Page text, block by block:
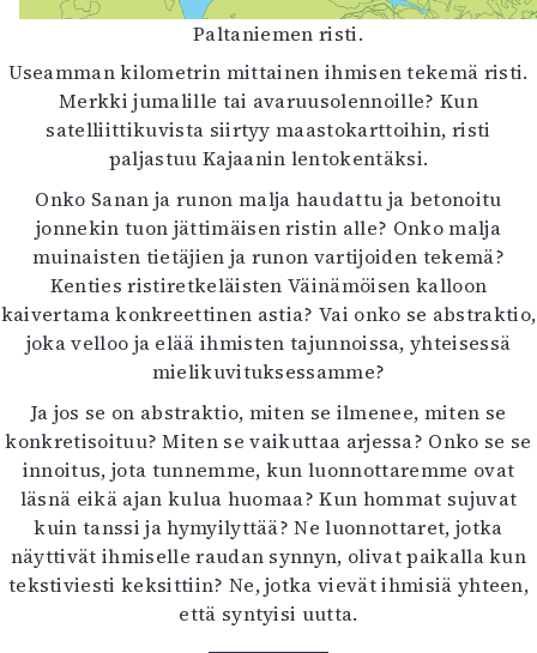
Paltaniemen risti.
Useamman kilometrin mittainen ihmisen tekemä risti.
Merkki jumalille tai avaruusolennoille? Kun
satelliittikuvista siirtyy maastokarttoihin, risti
paljastuu Kajaanin lentokentäksi.
Onko Sanan ja runon malja haudattu ja betonoitu
jonnekin tuon jättimäisen ristin alle? Onko malja
muinaisten tietäjien ja runon vartijoiden tekemä?
Kenties ristiretkeläisten Väinämöisen kalloon
kaivertama konkreettinen astia? Vai onko se abstraktio,
joka velloo ja elää ihmisten tajunnoissa, yhteisessä
mielikuvituksessamme?
Ja jos se on abstraktio, miten se ilmenee, miten se
konkretisoituu? Miten se vaikuttaa arjessa? Onko se se
innoitus, jota tunnemme, kun luonnottaremme ovat
läsnä eikä ajan kulua huomaa? Kun hommat sujuvat
kuin tanssi ja hymyilyttää? Ne luonnottaret, jotka
näyttivät ihmiselle raudan synnyn, olivat paikalla kun
tekstiviesti keksittiin? Ne, jotka vievät ihmisiä yhteen,
että syntyisi uutta.